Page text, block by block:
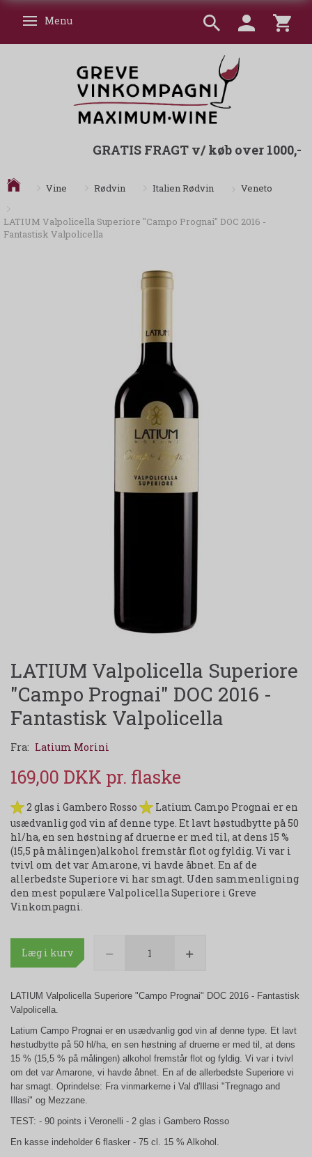
Skifte navigation
Menu
GRATIS FRAGT v/ køb over 1000,-
Vine Rødvin Italien Rødvin Veneto
LATIUM Valpolicella Superiore "Campo Prognai" DOC 2016 -
Fantastisk Valpolicella
LATIUM Valpolicella Superiore
"Campo Prognai" DOC 2016 -
Fantastisk Valpolicella
Fra: Latium Morini
169,00 DKK
2 glas i Gambero Rosso
Latium Campo Prognai er en
usædvanlig god vin af denne type. Et lavt høstudbytte på 50
hl/ha, en sen høstning af druerne er med til, at dens 15 %
(15,5 på målingen)alkohol fremstår flot og fyldig. Vi var i
tvivl om det var Amarone, vi havde åbnet. En af de
allerbedste Superiore vi har smagt. Uden sammenligning
den mest populære Valpolicella Superiore i Greve
Vinkompagni.
Læg i kurv
LATIUM Valpolicella Superiore "Campo Prognai" DOC 2016 - Fantastisk
Valpolicella.
Latium Campo Prognai er en usædvanlig god vin af denne type. Et lavt
høstudbytte på 50 hl/ha, en sen høstning af druerne er med til, at dens
15 % (15,5 % på målingen) alkohol fremstår flot og fyldig. Vi var i tvivl
om det var Amarone, vi havde åbnet. En af de allerbedste Superiore vi
har smagt. Oprindelse: Fra vinmarkerne i Val d'Illasi "Tregnago and
Illasi" og Mezzane.
TEST: - 90 points i Veronelli - 2 glas i Gambero Rosso
En kasse indeholder 6 flasker - 75 cl. 15 % Alkohol.